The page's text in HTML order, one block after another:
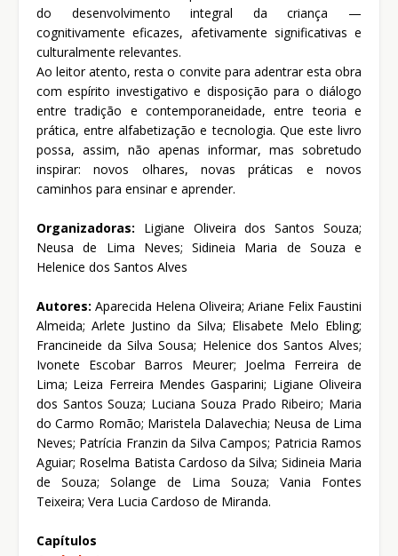
do desenvolvimento integral da criança —
cognitivamente eficazes, afetivamente significativas e
culturalmente relevantes.
Ao leitor atento, resta o convite para adentrar esta obra
com espírito investigativo e disposição para o diálogo
entre tradição e contemporaneidade, entre teoria e
prática, entre alfabetização e tecnologia. Que este livro
possa, assim, não apenas informar, mas sobretudo
inspirar: novos olhares, novas práticas e novos
caminhos para ensinar e aprender.
Organizadoras: Ligiane Oliveira dos Santos Souza;
Neusa de Lima Neves; Sidineia Maria de Souza e
Helenice dos Santos Alves
Autores: Aparecida Helena Oliveira; Ariane Felix Faustini
Almeida; Arlete Justino da Silva; Elisabete Melo Ebling;
Francineide da Silva Sousa; Helenice dos Santos Alves;
Ivonete Escobar Barros Meurer; Joelma Ferreira de
Lima; Leiza Ferreira Mendes Gasparini; Ligiane Oliveira
dos Santos Souza; Luciana Souza Prado Ribeiro; Maria
do Carmo Romão; Maristela Dalavechia; Neusa de Lima
Neves; Patrícia Franzin da Silva Campos; Patricia Ramos
Aguiar; Roselma Batista Cardoso da Silva; Sidineia Maria
de Souza; Solange de Lima Souza; Vania Fontes
Teixeira; Vera Lucia Cardoso de Miranda.
Capítulos